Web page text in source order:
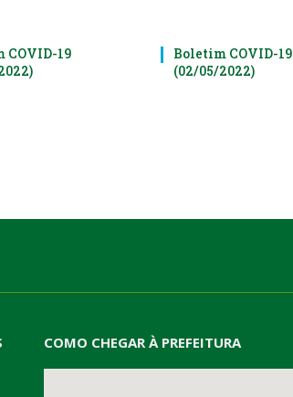
COVID-19
Boletim COVID-19
(02/05/2022)
COMO CHEGAR À PREFEITURA